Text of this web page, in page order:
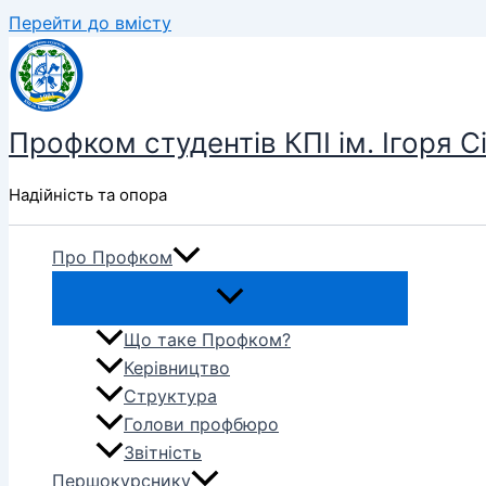
Перейти до вмісту
Профком студентів КПІ ім. Ігоря
Надійність та опора
Про Профком
Що таке Профком?
Керівництво
Структура
Голови профбюро
Звітність
Першокурснику